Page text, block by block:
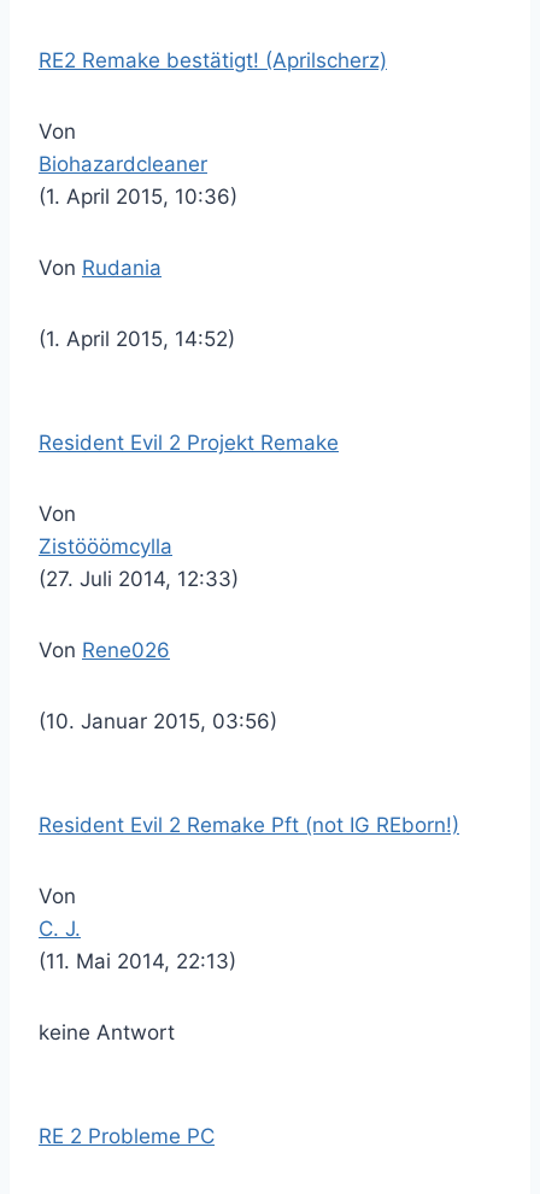
RE2 Remake bestätigt! (Aprilscherz)
Von
Biohazardcleaner
(1. April 2015, 10:36)
Von Rudania
(1. April 2015, 14:52)
Resident Evil 2 Projekt Remake
Von
Zistööömcylla
(27. Juli 2014, 12:33)
Von Rene026
(10. Januar 2015, 03:56)
Resident Evil 2 Remake Pft (not IG REborn!)
Von
C. J.
(11. Mai 2014, 22:13)
keine Antwort
RE 2 Probleme PC